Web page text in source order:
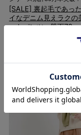
[SALE] 裏起毛であっ
イなデニム見えラクの
ートパンツ 股下